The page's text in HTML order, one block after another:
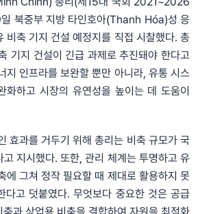
북중부 지방 타인호아(Thanh Hóa)성 응
비축 기지 건설 예정지를 직접 시찰했다. 총
기지 건설이 긴급 과제로 추진돼야 한다고
지 인프라를 보완할 뿐만 아니라, 유통 시스
화하고 시장의 유연성을 높이는 데 도움이
효과를 거두기 위해 총리는 비축 규모가 국
지시했다. 또한, 관리 체계는 투명하고 유
에 그쳐 정작 필요할 때 제대로 활용하지 못
다고 덧붙였다. 무엇보다 중요한 것은 공급